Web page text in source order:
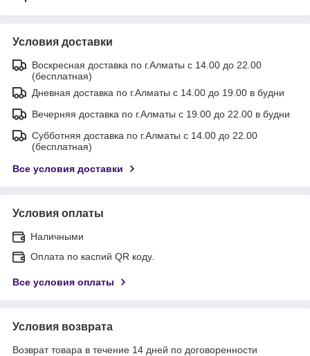
Условия доставки
Воскресная доставка по г.Алматы с 14.00 до 22.00
(бесплатная)
Дневная доставка по г.Алматы с 14.00 до 19.00 в будни
Вечерняя доставка по г.Алматы с 19.00 до 22.00 в будни
Субботняя доставка по г.Алматы с 14.00 до 22.00
(бесплатная)
Все условия доставки
Условия оплаты
Наличными
Оплата по каспий QR коду.
Все условия оплаты
Условия возврата
Возврат товара в течение 14 дней по договоренности